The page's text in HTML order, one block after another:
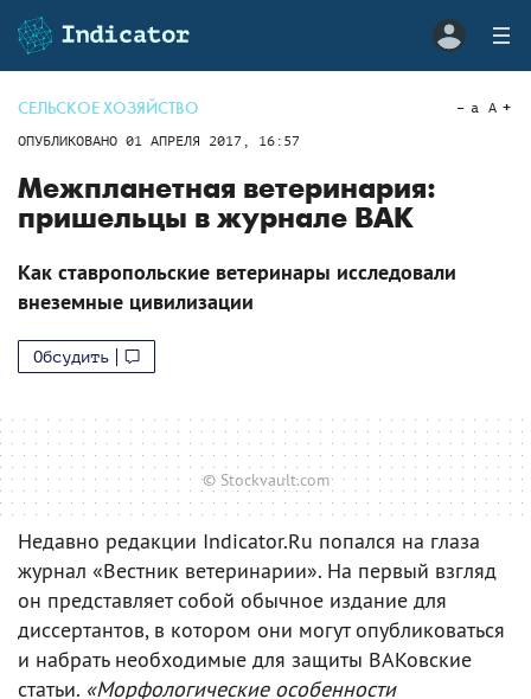
СЕЛЬСКОЕ ХОЗЯЙСТВО
ОПУБЛИКОВАНО 01 АПРЕЛЯ 2017, 16:57
a A
Межпланетная ветеринария:
пришельцы в журнале ВАК
Как ставропольские ветеринары исследовали
внеземные цивилизации
Обсудить
© Stockvault.com
Недавно редакции Indicator.Ru попался на глаза
журнал «Вестник ветеринарии». На первый взгляд
он представляет собой обычное издание для
диссертантов, в котором они могут опубликоваться
и набрать необходимые для защиты ВАКовские
статьи. «Морфологические особенности